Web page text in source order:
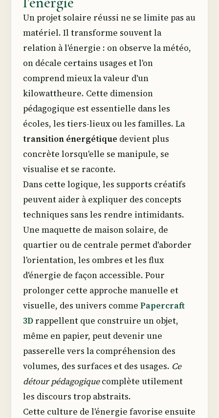
Un projet solaire réussi ne se limite pas au
matériel. Il transforme souvent la
relation à l'énergie : on observe la météo,
on décale certains usages et l'on
comprend mieux la valeur d'un
kilowattheure. Cette dimension
pédagogique est essentielle dans les
écoles, les tiers-lieux ou les familles. La
transition énergétique devient plus
concrète lorsqu'elle se manipule, se
visualise et se raconte.
Dans cette logique, les supports créatifs
peuvent aider à expliquer des concepts
techniques sans les rendre intimidants.
Une maquette de maison solaire, de
quartier ou de centrale permet d'aborder
l'orientation, les ombres et les flux
d'énergie de façon accessible. Pour
prolonger cette approche manuelle et
visuelle, des univers comme Papercraft
3D rappellent que construire un objet,
même en papier, peut devenir une
passerelle vers la compréhension des
volumes, des surfaces et des usages. Ce
détour pédagogiquecomplète utilement
les discours trop abstraits.
Cette culture de l'énergie favorise ensuite